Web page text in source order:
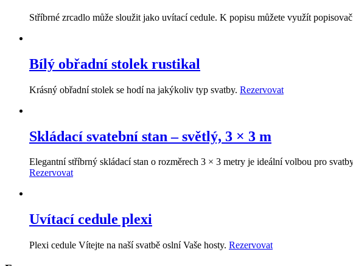
Stříbrné zrcadlo může sloužit jako uvítací cedule. K popisu můžete využít
Bílý obřadní stolek rustikal
Krásný obřadní stolek se hodí na jakýkoliv typ svatby. Rezervovat
Skládací svatební stan – světlý, 3 × 3 m
Elegantní stříbrný skládací stan o rozměrech 3 × 3 metry je ideální volbou pro
Rezervovat
Uvítací cedule plexi
Plexi cedule Vítejte na naší svatbě oslní Vaše hosty. Rezervovat